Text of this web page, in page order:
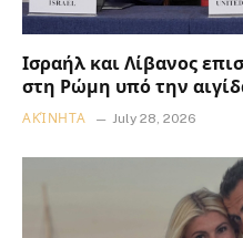
Ισραήλ και Λίβανος
στη Ρώμη υπό την
ΑΚΊΝΗΤΑ July 28, 2026